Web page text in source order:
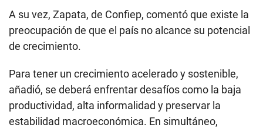
A su vez, Zapata, de Confiep, comentó que existe la
preocupación de que el país no alcance su potencial
de crecimiento.
Para tener un crecimiento acelerado y sostenible,
añadió, se deberá enfrentar desafíos como la baja
productividad, alta informalidad y preservar la
estabilidad macroeconómica. En simultáneo,